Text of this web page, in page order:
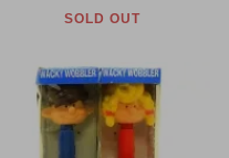
SOLD OUT